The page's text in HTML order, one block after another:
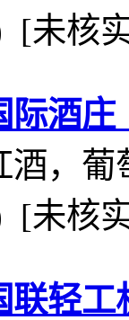
[未核
际酒庄
酒，
[未核
联轻工